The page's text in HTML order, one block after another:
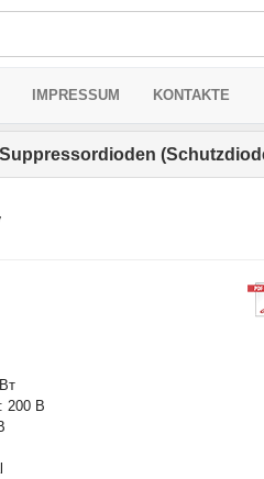
IMPRESSUM KONTAKTE
Suppressordioden
200 В